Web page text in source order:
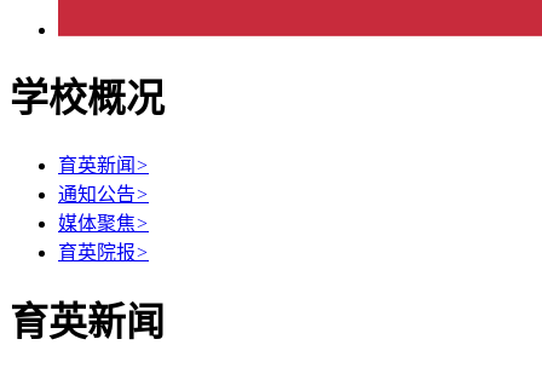
学校概况
育英新闻 >
通知公告>
媒体聚焦>
育英院报>
育英新闻